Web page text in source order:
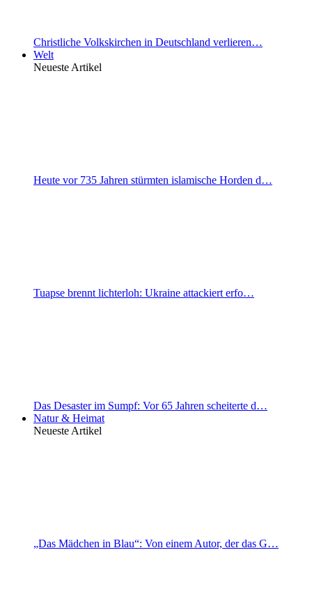
Christliche Volkskirchen in Deutschland verlieren…
Welt
Neueste Artikel
Heute vor 735 Jahren stürmten islamische Horden d…
Tuapse brennt lichterloh: Ukraine attackiert erfo…
Das Desaster im Sumpf: Vor 65 Jahren scheiterte d…
Natur & Heimat
Neueste Artikel
„Das Mädchen in Blau“: Von einem Autor, der das G…